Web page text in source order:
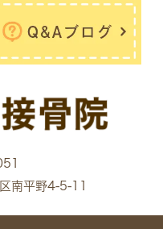
南平野4-5-11